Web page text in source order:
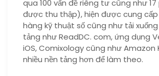
qua 100 vấn đề riêng tư cũng như
được thu thập), hiện được cung
hàng kỹ thuật số cũng như tải
tảng như ReadDC. com, ứng dụng
iOS, Comixology cũng như Amazon
nhiều nền tảng hơn để làm theo.